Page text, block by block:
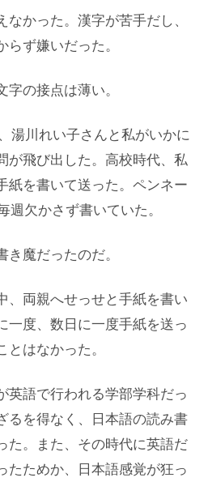
かった。漢字が苦手だし、
ず嫌いだった。
の接点は薄い。
湯川れい子さんと私がいかに
が飛び出した。高校時代、私
紙を書いて送った。ペンネー
週欠かさず書いていた。
魔だったのだ。
、両親へせっせと手紙を書い
一度、数日に一度手紙を送っ
はなかった。
英語で行われる学部学科だっ
るを得なく、日本語の読み書
た。また、その時代に英語だ
たためか、日本語感覚が狂っ